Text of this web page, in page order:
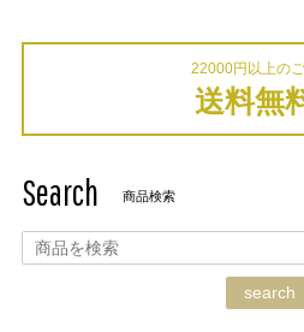
22000円以上の
送料無
Search 商品検索
search